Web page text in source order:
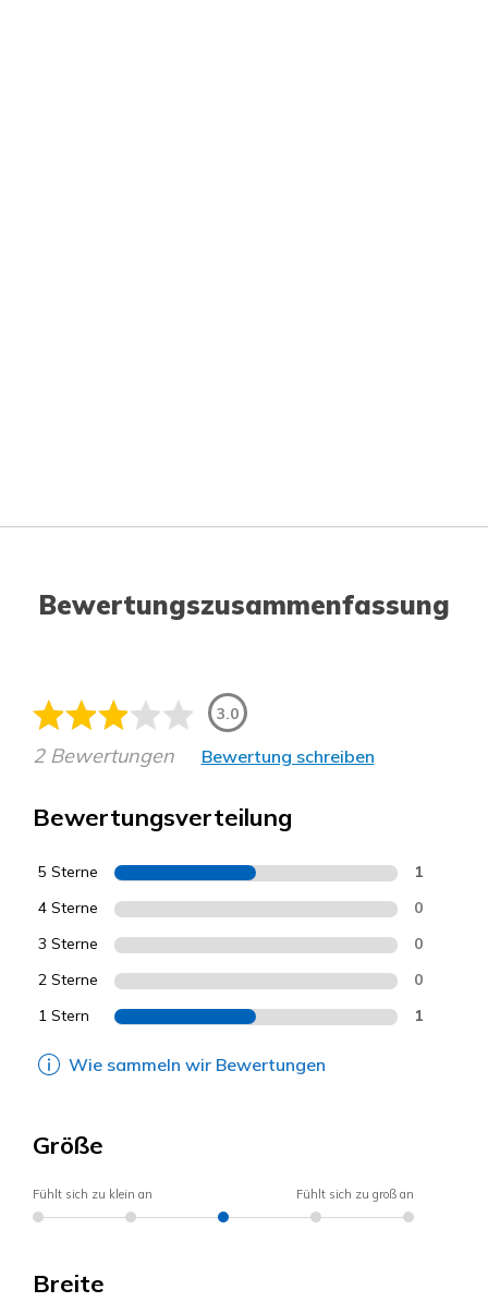
Bewertungszusammenfassung
3.0
2 Bewertungen Bewertung schreiben
Bewertungsverteilung
5 Sterne 1
4 Sterne 0
3 Sterne 0
2 Sterne 0
1 Stern 1
Wie sammeln wir Bewertungen
Größe
Fühlt sich zu klein an Fühlt sich zu groß an
Breite